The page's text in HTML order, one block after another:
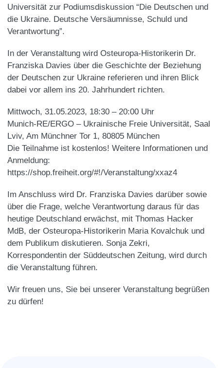
Universität zur Podiumsdiskussion “Die Deutschen und
die Ukraine. Deutsche Versäumnisse, Schuld und
Verantwortung”.
In der Veranstaltung wird Osteuropa-Historikerin Dr.
Franziska Davies über die Geschichte der Beziehung
der Deutschen zur Ukraine referieren und ihren Blick
dabei vor allem ins 20. Jahrhundert richten.
Mittwoch, 31.05.2023, 18:30 – 20:00 Uhr
Munich-RE/ERGO – Ukrainische Freie Universität, Saal
Lviv, Am Münchner Tor 1, 80805 München
Die Teilnahme ist kostenlos! Weitere Informationen und
Anmeldung:
https://shop.freiheit.org/#!/Veranstaltung/xxaz4
Im Anschluss wird Dr. Franziska Davies darüber sowie
über die Frage, welche Verantwortung daraus für das
heutige Deutschland erwächst, mit Thomas Hacker
MdB, der Osteuropa-Historikerin Maria Kovalchuk und
dem Publikum diskutieren. Sonja Zekri,
Korrespondentin der Süddeutschen Zeitung, wird durch
die Veranstaltung führen.
Wir freuen uns, Sie bei unserer Veranstaltung begrüßen
zu dürfen!